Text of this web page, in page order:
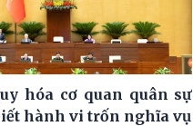
hóa cơ quan quân sự
hành vi trốn nghĩa vụ